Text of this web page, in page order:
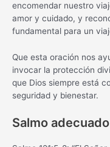
encomendar nuestro
amor y cuidado, y
fundamental para un
Que esta oración nos
invocar la protección
que Dios siempre está
seguridad y bienestar.
Salmo